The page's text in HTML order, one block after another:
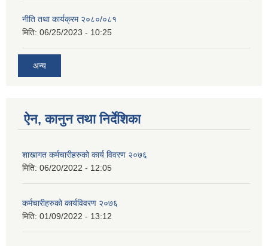
नीति तथा कार्यक्रम २०८०/०८१
मिति: 06/25/2023 - 10:25
अन्य
ऐन, कानुन तथा निर्देशिका
शाखागत कर्मचारीहरुको कार्य विवरण २०७६
मिति: 06/20/2022 - 12:05
कर्मचारीहरुको कार्यविवरण २०७६
मिति: 01/09/2022 - 13:12